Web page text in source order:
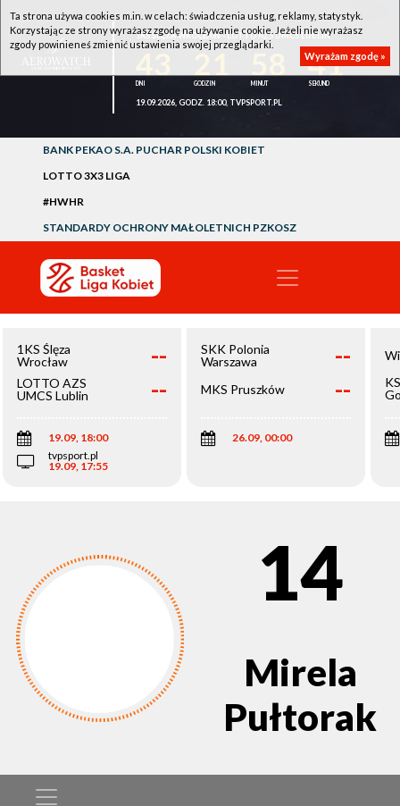
1KS ŚLĘZA WROCŁAW - LOTTO AZS UMCS LUBLIN
41
19.09.2026, GODZ. 18:00, TVPSPORT.PL
BANK PEKAO S.A. PUCHAR POLSKI KOBIET
LOTTO 3X3 LIGA
#HWHR
STANDARDY OCHRONY MAŁOLETNICH PZKOSZ
1KS Ślęza
Wrocław
--
LOTTO AZS
UMCS Lublin
--
19.09, 18:00
tvpsport.pl
19.09, 17:55
SKK Polonia
Warszawa
--
MKS Pruszków --
26.09, 00:00
14
Mirela
Pułtorak
Ta strona używa cookies m.in. w celach: świadczenia usług, reklamy, statystyk.
Korzystając ze strony wyrażasz zgodę na używanie cookie. Jeżeli nie wyrażasz
zgody powinieneś zmienić ustawienia swojej przeglądarki.
Wyrażam zgodę »